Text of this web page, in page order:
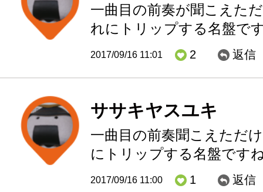
一曲目の前奏が聞こえた
れにトリップする名盤で
2017/09/16 11:01 2 返信
ササキヤスユキ
一曲目の前奏聞こえただ
にトリップする名盤です
2017/09/16 11:00 1 返信